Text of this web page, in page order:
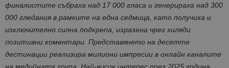
финалистите събраха над 17 000 гласа и генерираха над 300
000 гледания в рамките на една седмица, като получиха и
изключително силна подкрепа, изразена чрез хиляди
позитивни коментари. Представянето на десетте
дестинации реализира милиони импресии в онлайн каналите